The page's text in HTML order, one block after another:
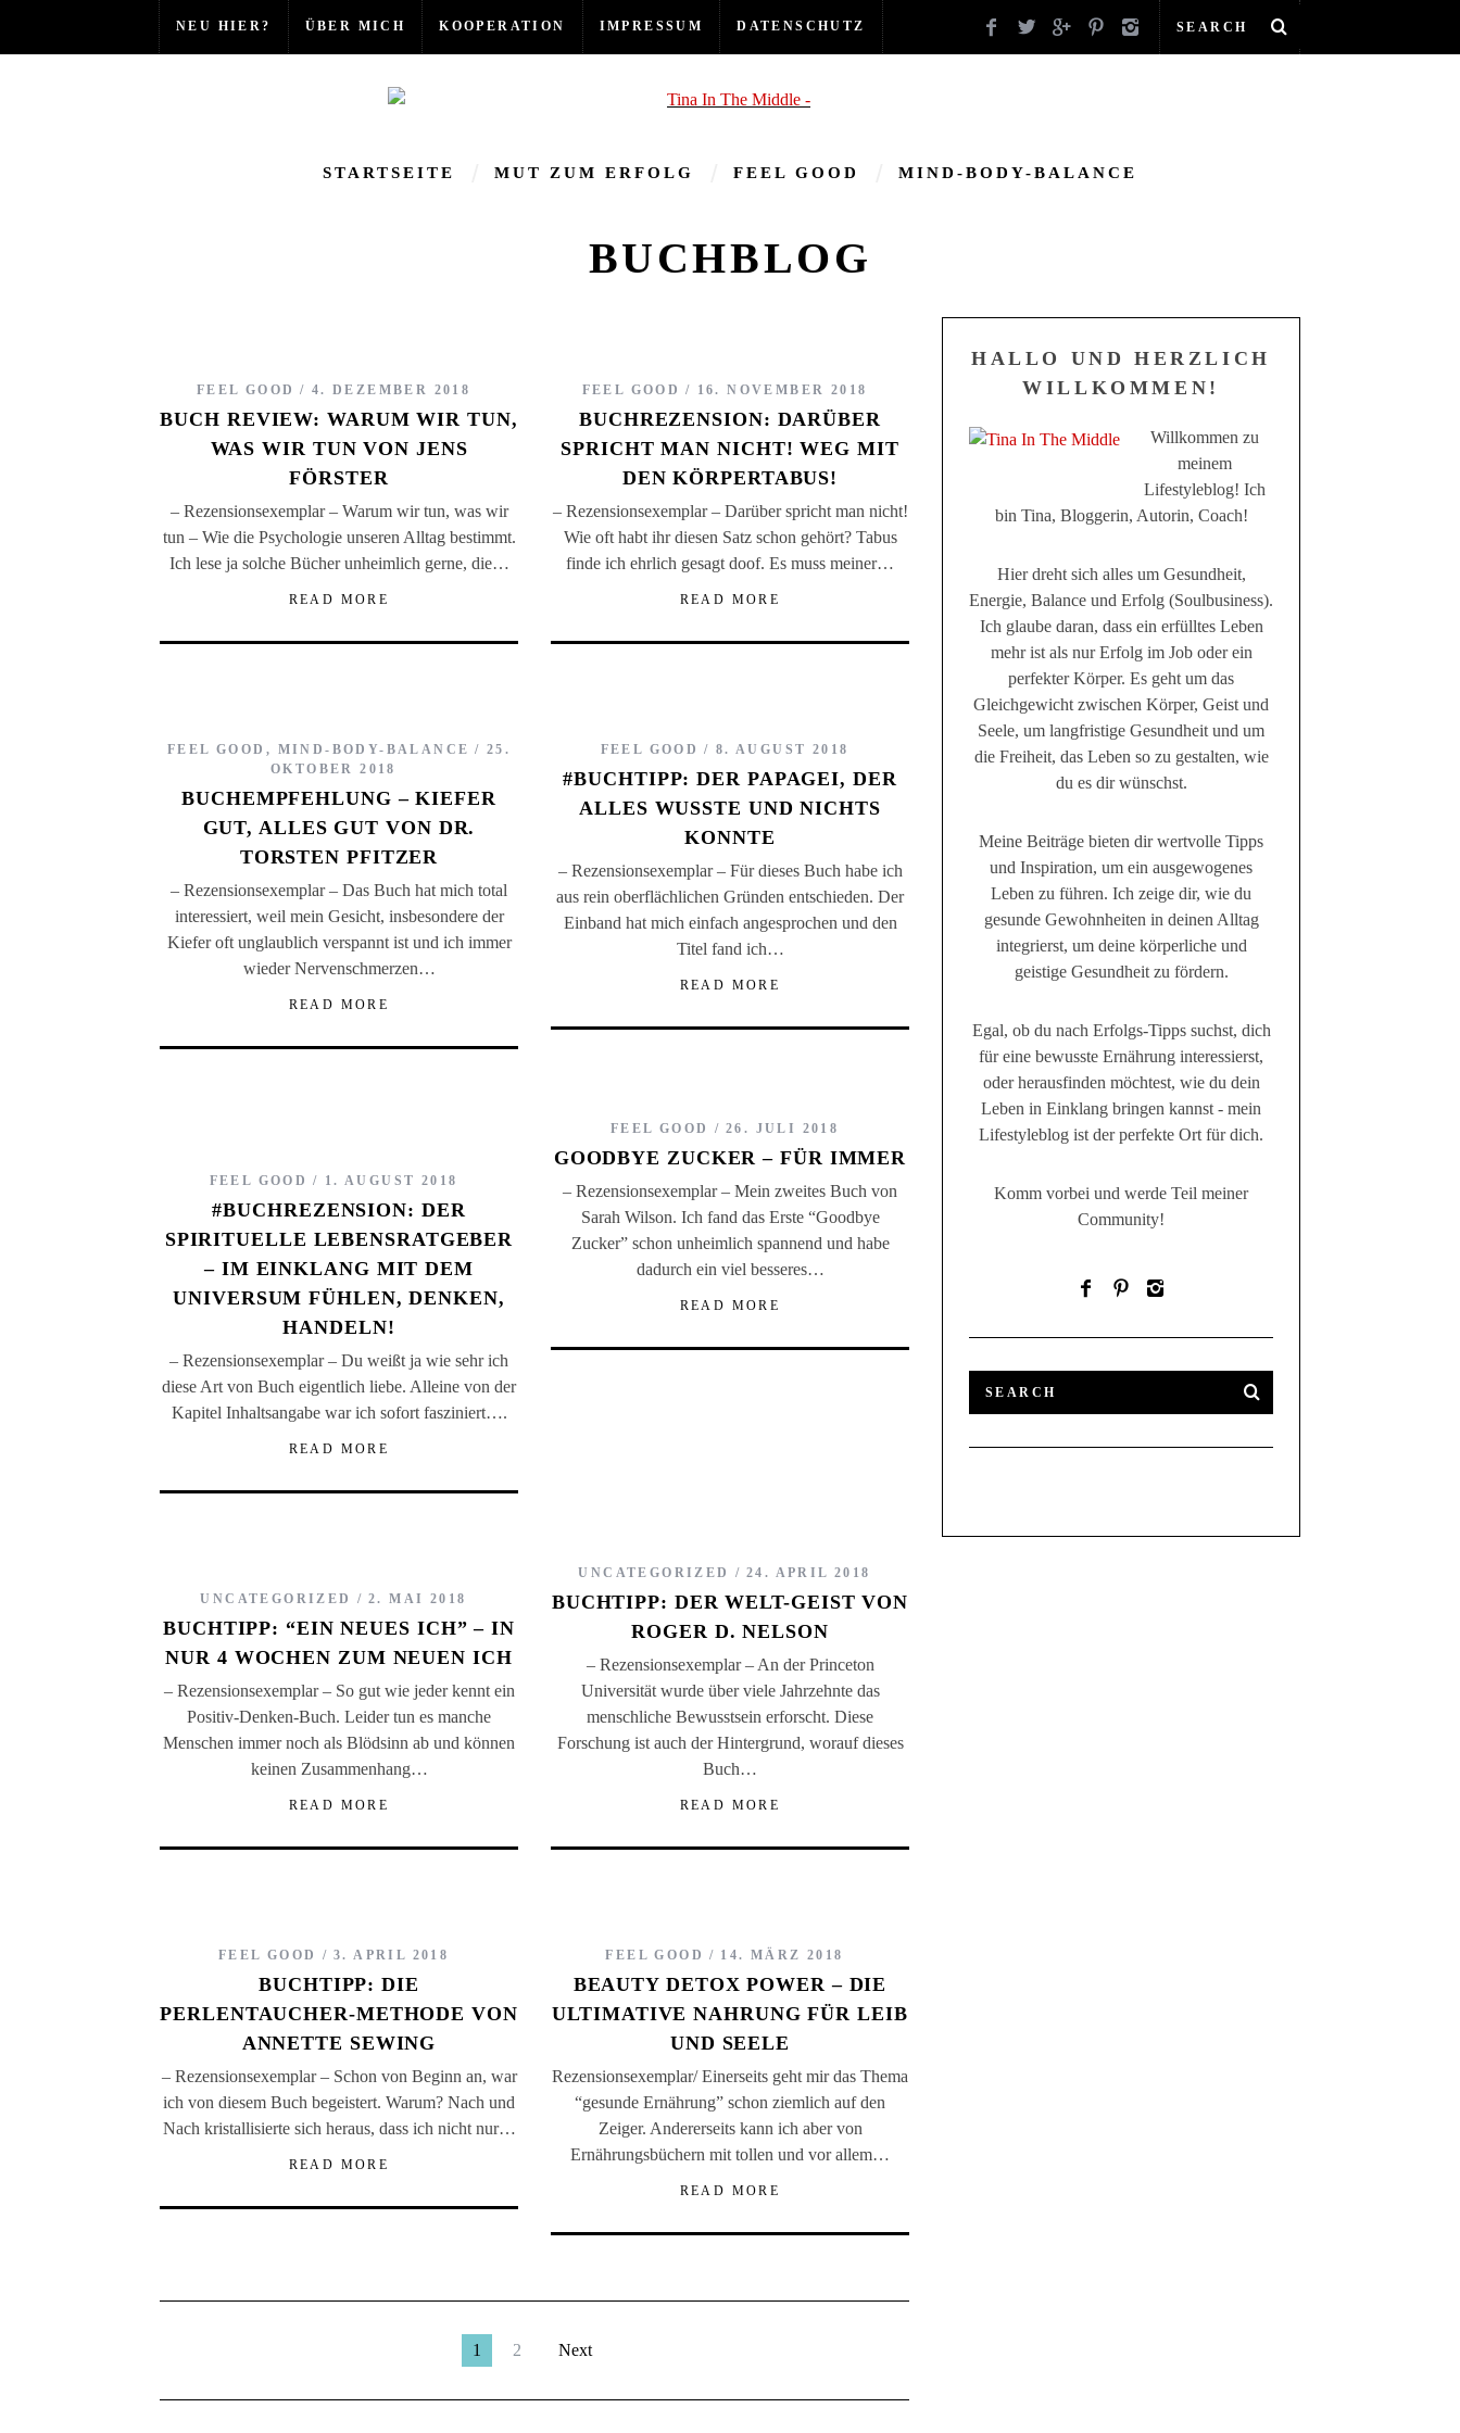
NEU HIER? ÜBER MICH KOOPERATION IMPRESSUM DATENSCHUTZ
STARTSEITE MUT ZUM ERFOLG FEEL GOOD MIND-BODY-BALANCE
BUCHBLOG
FEEL GOOD 4. DEZEMBER 2018
BUCH REVIEW: WARUM WIR TUN,
WAS WIR TUN VON JENS
FÖRSTER
– Rezensionsexemplar – Warum wir tun, was wir
tun – Wie die Psychologie unseren Alltag bestimmt.
Ich lese ja solche Bücher unheimlich gerne, die…
READ MORE
FEEL GOOD 16. NOVEMBER 2018
BUCHREZENSION: DARÜBER
SPRICHT MAN NICHT! WEG MIT
DEN KÖRPERTABUS!
– Rezensionsexemplar – Darüber spricht man nicht!
Wie oft habt ihr diesen Satz schon gehört? Tabus
finde ich ehrlich gesagt doof. Es muss meiner…
READ MORE
FEEL GOOD , MIND-BODY-BALANCE
25.
OKTOBER 2018
BUCHEMPFEHLUNG – KIEFER
GUT, ALLES GUT VON DR.
TORSTEN PFITZER
– Rezensionsexemplar – Das Buch hat mich total
interessiert, weil mein Gesicht, insbesondere der
Kiefer oft unglaublich verspannt ist und ich immer
wieder Nervenschmerzen…
READ MORE
FEEL GOOD 8. AUGUST 2018
#BUCHTIPP: DER PAPAGEI, DER
ALLES WUSSTE UND NICHTS
KONNTE
– Rezensionsexemplar – Für dieses Buch habe ich
aus rein oberflächlichen Gründen entschieden. Der
Einband hat mich einfach angesprochen und den
Titel fand ich…
READ MORE
FEEL GOOD 1. AUGUST 2018
#BUCHREZENSION: DER
SPIRITUELLE LEBENSRATGEBER
– IM EINKLANG MIT DEM
UNIVERSUM FÜHLEN, DENKEN,
HANDELN!
– Rezensionsexemplar – Du weißt ja wie sehr ich
diese Art von Buch eigentlich liebe. Alleine von der
Kapitel Inhaltsangabe war ich sofort fasziniert….
READ MORE
FEEL GOOD 26. JULI 2018
GOODBYE ZUCKER – FÜR IMMER
– Rezensionsexemplar – Mein zweites Buch von
Sarah Wilson. Ich fand das Erste “Goodbye
Zucker” schon unheimlich spannend und habe
dadurch ein viel besseres…
READ MORE
UNCATEGORIZED 2. MAI 2018
BUCHTIPP: “EIN NEUES ICH” – IN
NUR 4 WOCHEN ZUM NEUEN ICH
– Rezensionsexemplar – So gut wie jeder kennt ein
Positiv-Denken-Buch. Leider tun es manche
Menschen immer noch als Blödsinn ab und können
keinen Zusammenhang…
READ MORE
UNCATEGORIZED 24. APRIL 2018
BUCHTIPP: DER WELT-GEIST VON
ROGER D. NELSON
– Rezensionsexemplar – An der Princeton
Universität wurde über viele Jahrzehnte das
menschliche Bewusstsein erforscht. Diese
Forschung ist auch der Hintergrund, worauf dieses
Buch…
READ MORE
FEEL GOOD 3. APRIL 2018
BUCHTIPP: DIE
PERLENTAUCHER-METHODE VON
ANNETTE SEWING
– Rezensionsexemplar – Schon von Beginn an, war
ich von diesem Buch begeistert. Warum? Nach und
Nach kristallisierte sich heraus, dass ich nicht nur…
READ MORE
FEEL GOOD 14. MÄRZ 2018
BEAUTY DETOX POWER – DIE
ULTIMATIVE NAHRUNG FÜR LEIB
UND SEELE
Rezensionsexemplar/ Einerseits geht mir das Thema
“gesunde Ernährung” schon ziemlich auf den
Zeiger. Andererseits kann ich aber von
Ernährungsbüchern mit tollen und vor allem…
READ MORE
1 2 Next
HALLO UND HERZLICH
WILLKOMMEN!
Willkommen zu
meinem
Lifestyleblog! Ich
bin Tina, Bloggerin, Autorin, Coach!
Hier dreht sich alles um Gesundheit,
Energie, Balance und Erfolg (Soulbusiness).
Ich glaube daran, dass ein erfülltes Leben
mehr ist als nur Erfolg im Job oder ein
perfekter Körper. Es geht um das
Gleichgewicht zwischen Körper, Geist und
Seele, um langfristige Gesundheit und um
die Freiheit, das Leben so zu gestalten, wie
du es dir wünschst.
Meine Beiträge bieten dir wertvolle Tipps
und Inspiration, um ein ausgewogenes
Leben zu führen. Ich zeige dir, wie du
gesunde Gewohnheiten in deinen Alltag
integrierst, um deine körperliche und
geistige Gesundheit zu fördern.
Egal, ob du nach Erfolgs-Tipps suchst, dich
für eine bewusste Ernährung interessierst,
oder herausfinden möchtest, wie du dein
Leben in Einklang bringen kannst - mein
Lifestyleblog ist der perfekte Ort für dich.
Komm vorbei und werde Teil meiner
Community!